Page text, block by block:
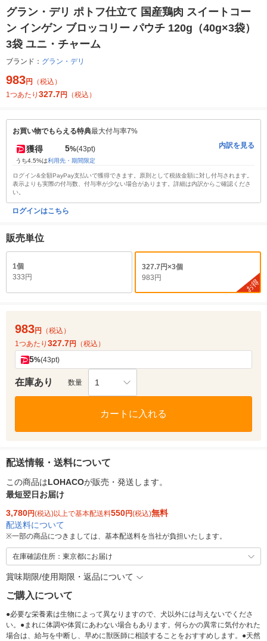
グラン・デリ ポトフ仕立て 国産鶏肉 スイートコー
ン インゲン ブロッコリー パウチ 120g（40g×3袋）
3袋 ユニ・チャーム
ブランド： グラン・デリ
983円
（税込）
1つあたり 327.7円 （税込）
お買い物でもらえる特典最大付与率7%
獲得 5%(43pt)
うち4.5%は利用先・期間限定
内訳を見る
ログイン&全額PayPay支払いで獲得できます。原則として税抜金額に対し付与されます。
表示よりも実際の付与数、付与率が少ない場合があります。詳細は内訳からご確認くださ
い。
ログインはこちら
販売単位
1個
333円
327.7円×3個
983円
お得
983円
（税込）
1つあたり 327.7円 （税込）
5%(43pt)
在庫あり 数量 1
カートに入れる
配送情報・送料について
この商品はLOHACOが販売・発送します。
最短翌日お届け
3,780円(税込)以上で基本配送料550円(税込)無料
配送料について
※一部の商品につきましては、基本配送料を当社が負担いたします。
在庫確認住所：東京都にお届け
賞味期限/使用期限・返品について
ご購入について
●必要な栄養素は生物によって異なりますので、犬以外には与えないでくださ
い。●まれに体調や体質にあわない場合もあります。何らかの異常に気付かれた
場合は、給与を中断し、早めに獣医師に相談することをおすすめします。●天然